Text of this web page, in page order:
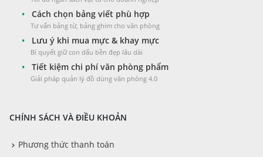
• Cách chọn bảng viết phù hợp
Tư vấn bảng từ, bảng ghim cho văn phòng
• Lưu ý khi mua mực & khay mực
Bí quyết giữ con dấu bền đẹp lâu dài
• Tiết kiệm chi phí văn phòng phẩm
Giải pháp quản lý đồ dùng văn phòng 4.0
CHÍNH SÁCH VÀ ĐIỀU KHOẢN
Phương thức thanh toán